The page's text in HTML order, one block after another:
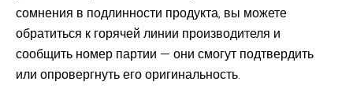
сомнения в подлинности продукта, вы можете
обратиться к горячей линии производителя и
сообщить номер партии — они смогут подтвердить
или опровергнуть его оригинальность.